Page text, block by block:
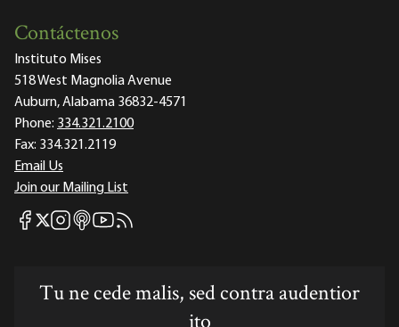
Contáctenos
Instituto Mises
518 West Magnolia Avenue
Auburn, Alabama 36832-4571
Phone: 334.321.2100
Fax: 334.321.2119
Email Us
Join our Mailing List
Mises Facebook
Mises X
Mises Instagram
Mises itunes
Mises Youtube
Mises RSS feed
Tu ne cede malis, sed contra audentior